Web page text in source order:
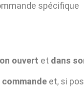
spécifique
ouvert et dans
commande et, si